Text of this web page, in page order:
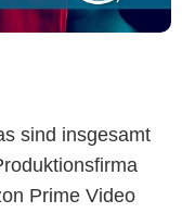
sind insgesamt
Prime Video